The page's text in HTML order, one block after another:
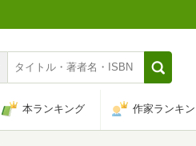
本ランキング 作家ランキ